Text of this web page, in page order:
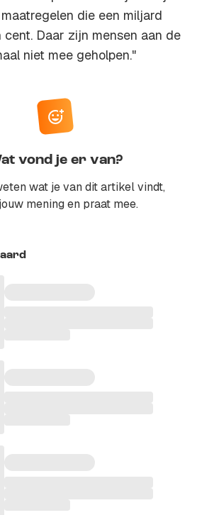
die een miljard
Daar zijn mensen aan de
niet mee geholpen."
vond je er van?
wat je van dit artikel vindt,
mening en praat mee.